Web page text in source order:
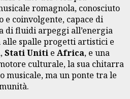
romagnola, conosciuto
e coinvolgente, capace di
di fluidi arpeggi all’energia
spalle progetti artistici e
,Stati Uniti e Africa, e una
culturale, la sua chitarra
musicale, ma un ponte tra le